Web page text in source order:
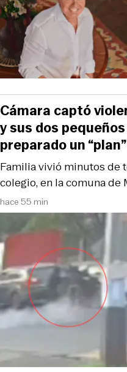
hace 55 min
Familia vivió minutos de
colegio, en la comuna de
Cámara captó
y sus dos
preparado un